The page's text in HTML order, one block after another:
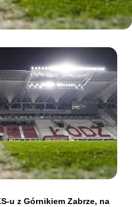
BILET
u z Górnikiem Zabrze, na